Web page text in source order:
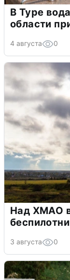
В Туре
области
4 августа 0
Над ХМАО
3 августа 0